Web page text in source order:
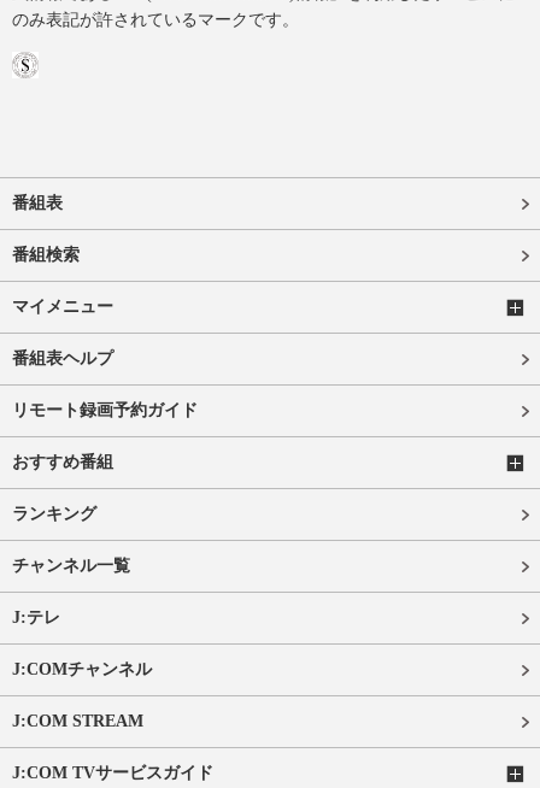
のみ表記が許されているマークです。
番組表
番組検索
マイメニュー
番組表ヘルプ
リモート録画予約ガイド
おすすめ番組
ランキング
チャンネル一覧
J:テレ
J:COMチャンネル
J:COM STREAM
J:COM TVサービスガイド